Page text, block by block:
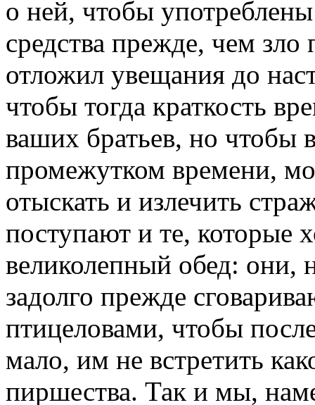
о ней, чтобы
средства прежде, чем зло
отложил увещания до
чтобы тогда краткость
ваших братьев, но чтобы
промежутком времени,
отыскать и излечить
поступают и те, которые
великолепный обед: они,
задолго прежде
птицеловами, чтобы
мало, им не встретить
пиршества. Так и мы,